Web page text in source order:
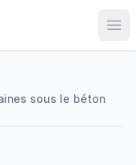
sous le béton